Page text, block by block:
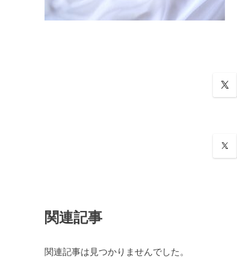
関連記事
関連記事は見つかりませんでした。